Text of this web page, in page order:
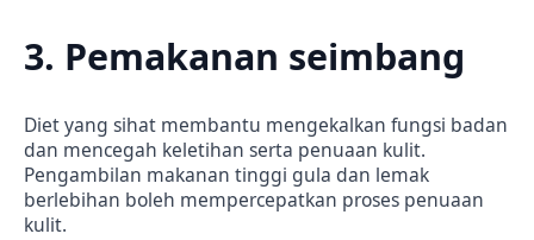
3. Pemakanan seimbang
Diet yang sihat membantu mengekalkan fungsi badan
dan mencegah keletihan serta penuaan kulit.
Pengambilan makanan tinggi gula dan lemak
berlebihan boleh mempercepatkan proses penuaan
kulit.